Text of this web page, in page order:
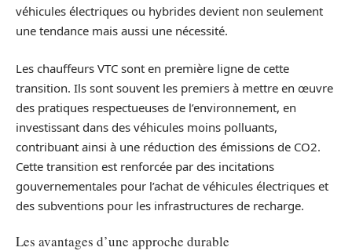
véhicules électriques ou hybrides devient non seulement
une tendance mais aussi une nécessité.
Les chauffeurs VTC sont en première ligne de cette
transition. Ils sont souvent les premiers à mettre en œuvre
des pratiques respectueuses de l’environnement, en
investissant dans des véhicules moins polluants,
contribuant ainsi à une réduction des émissions de CO2.
Cette transition est renforcée par des incitations
gouvernementales pour l’achat de véhicules électriques et
des subventions pour les infrastructures de recharge.
Les avantages d’une approche durable